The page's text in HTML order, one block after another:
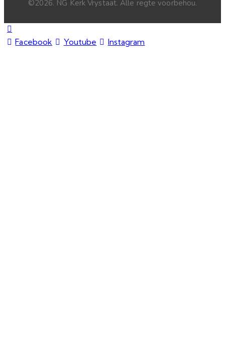
©2026. NG Kerk Vrystaat. Alle regte voorbehou.
Facebook Youtube Instagram